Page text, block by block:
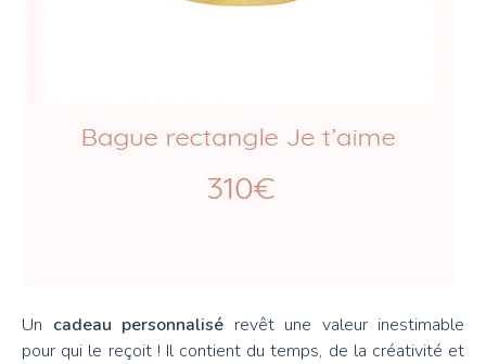
Un cadeau personnalisé revêt une valeur inestimable
pour qui le reçoit ! Il contient du temps, de la créativité et